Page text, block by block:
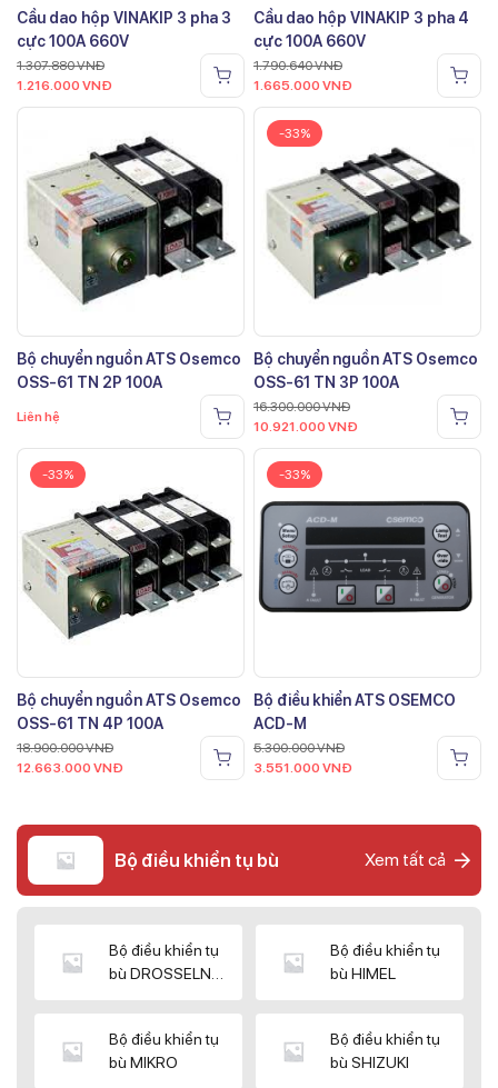
Cầu dao hộp VINAKIP 3 pha 3
cực 100A 660V
1.307.880VNĐ
1.216.000 VNĐ
Cầu dao hộp VINAKIP 3 pha 4
cực 100A 660V
1.790.640VNĐ
1.665.000 VNĐ
Bộ chuyển nguồn ATS Osemco
OSS-61 TN 2P 100A
Liên hệ
-33%
Bộ chuyển nguồn ATS Osemco
OSS-61 TN 3P 100A
16.300.000VNĐ
10.921.000 VNĐ
-33%
Bộ chuyển nguồn ATS Osemco
OSS-61 TN 4P 100A
18.900.000VNĐ
12.663.000 VNĐ
-33%
Bộ điều khiển ATS OSEMCO
ACD-M
5.300.000VNĐ
3.551.000 VNĐ
Bộ điều khiển tụ bù Xem tất cả
Bộ điều khiển tụ
bù DROSSELN
Bộ điều khiển tụ
bù HIMEL
Bộ điều khiển tụ
bù MIKRO
Bộ điều khiển tụ
bù SHIZUKI